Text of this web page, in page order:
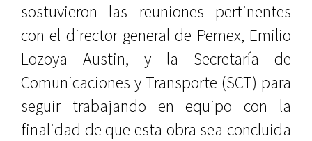
sostuvieron las reuniones pertinentes
con el director general de Pemex, Emilio
Lozoya Austin, y la Secretaría de
Comunicaciones y Transporte (SCT) para
seguir trabajando en equipo con la
finalidad de que esta obra sea concluida